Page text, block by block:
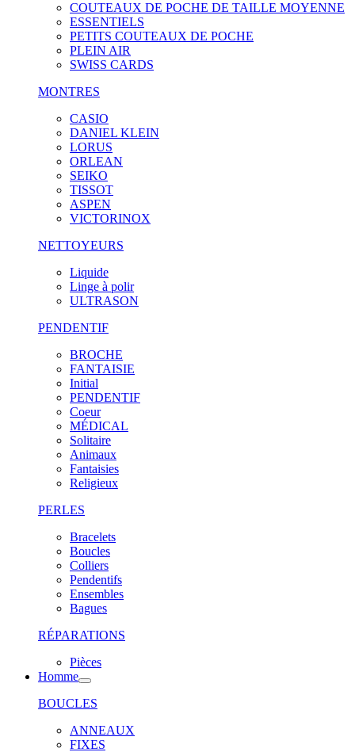
COUTEAUX DE POCHE DE TAILLE MOYENNE
ESSENTIELS
PETITS COUTEAUX DE POCHE
PLEIN AIR
SWISS CARDS
MONTRES
CASIO
DANIEL KLEIN
LORUS
ORLEAN
SEIKO
TISSOT
ASPEN
VICTORINOX
NETTOYEURS
Liquide
Linge à polir
ULTRASON
PENDENTIF
BROCHE
FANTAISIE
Initial
PENDENTIF
Coeur
MÉDICAL
Solitaire
Animaux
Fantaisies
Religieux
PERLES
Bracelets
Boucles
Colliers
Pendentifs
Ensembles
Bagues
RÉPARATIONS
Pièces
Homme
BOUCLES
ANNEAUX
FIXES